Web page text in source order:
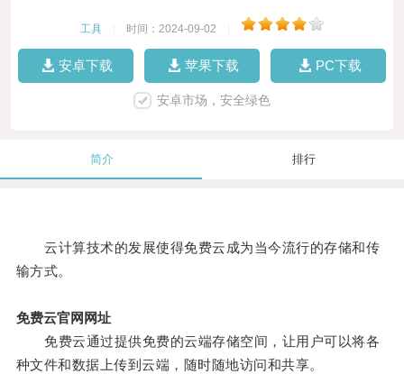
工具 时间：2024-09-02
安卓下载 苹果下载 PC下载
安卓市场，安全绿色
简介 排行
云计算技术的发展使得免费云成为当今流行的存储和传
输方式。
免费云官网网址
免费云通过提供免费的云端存储空间，让用户可以将各
种文件和数据上传到云端，随时随地访问和共享。